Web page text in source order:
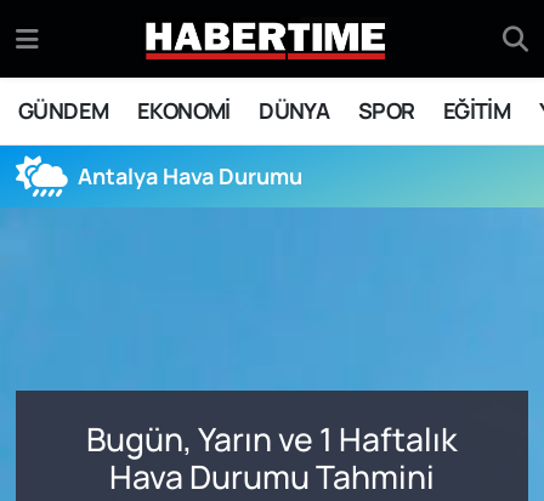
GÜNDEM EKONOMİ DÜNYA SPOR EĞİTİM
Antalya Hava Durumu
Bugün, Yarın ve 1 Haftalık
Hava Durumu Tahmini
EKONOMİ
DÜNYA
SİYASET
Eskişehir Nöbetçi Eczaneler
Eskişehir Hava Durumu
Eskişehir Namaz Vakitleri
Son Dakika Haberleri